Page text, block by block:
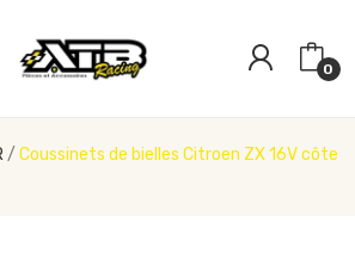
0
Coussinets de bielles Citroen ZX 16V côte